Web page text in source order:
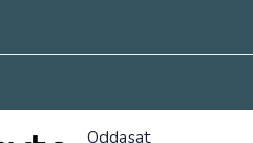
Oddasat